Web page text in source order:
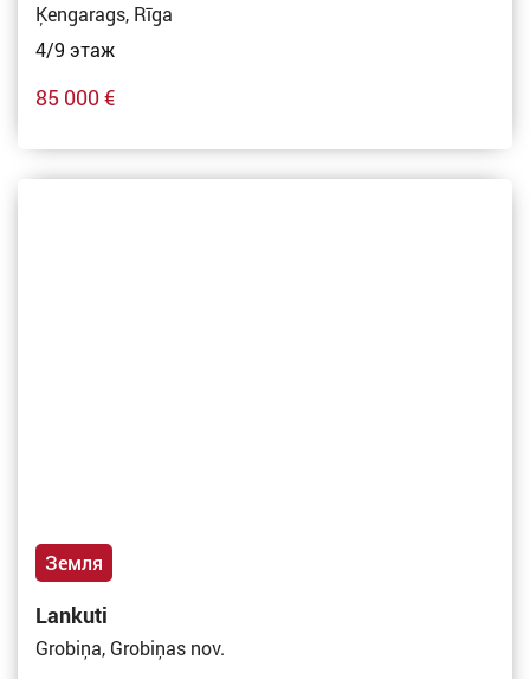
Ķengarags, Rīga
4/9 этаж
85 000 €
Земля
Lankuti
Grobiņa, Grobiņas nov.